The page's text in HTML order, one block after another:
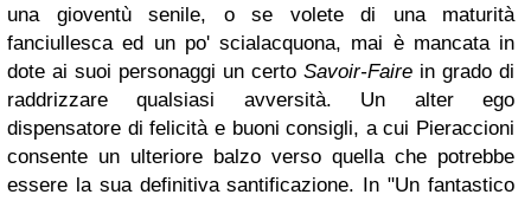
una gioventù senile, o se volete di una maturità
fanciullesca ed un po' scialacquona, mai è mancata in
dote ai suoi personaggi un certo Savoir-Faire in grado di
raddrizzare qualsiasi avversità. Un alter ego
dispensatore di felicità e buoni consigli, a cui Pieraccioni
consente un ulteriore balzo verso quella che potrebbe
essere la sua definitiva santificazione. In "Un fantastico